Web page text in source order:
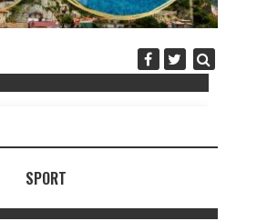
Diplomatija po
SPORT